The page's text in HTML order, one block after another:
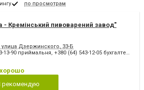
по просмотрам
- Кремінський пивоварений завод"
улица Дзержинского, 33-Б
13-90 приймальня, +380 (64) 543-12-05 бухгалтерія
рекомендую